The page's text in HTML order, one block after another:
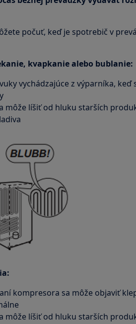
počuť, keď je spotrebič v
kvapkanie alebo bublanie:
vychádzajúce z výparníka, keď
môže líšiť od hluku starších
kompresora sa môže objaviť
môže líšiť od hluku starších